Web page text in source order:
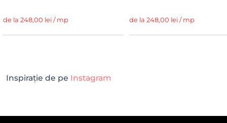
de la 248,00 lei / mp de la 248,00 lei / mp
Inspirație de pe Instagram